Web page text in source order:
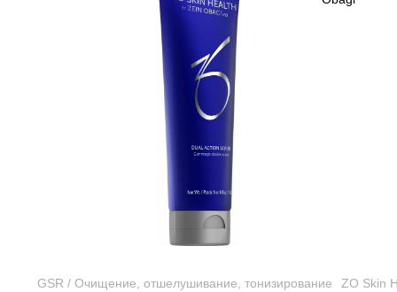
GSR / Очищение, отшелушивание, тонизирование ZO Skin